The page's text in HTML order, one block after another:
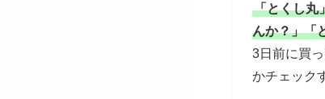
「とくし丸
んか？」「
3日前に買
かチェック